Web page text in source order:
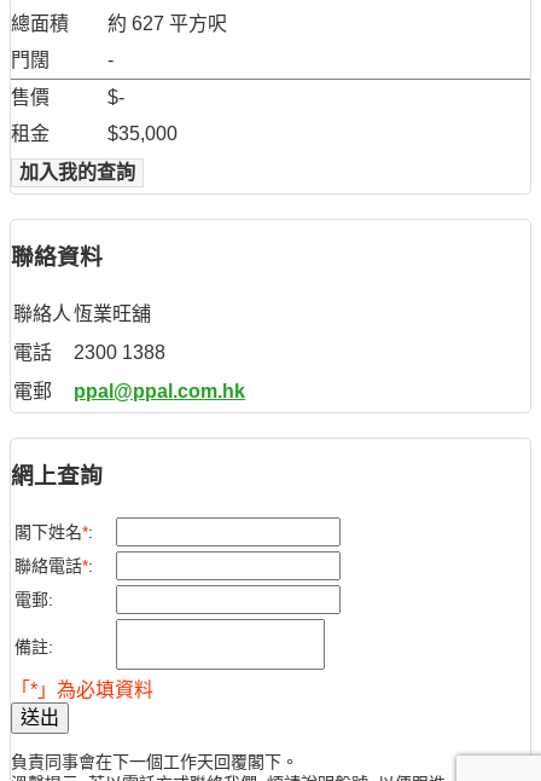
總面積
約 627 平方呎
門闊
-
售價
$-
租金
$35,000
加入我的查詢
聯絡資料
聯絡人 恆業旺舖
電話
2300 1388
電郵
ppal@ppal.com.hk
網上查詢
閣下姓名*:
聯絡電話*:
電郵:
備註:
「*」為必填資料
送出
負責同事會在下一個工作天回覆閣下。